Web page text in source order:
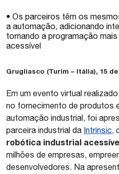
• Os parceiros têm os
a automação, adicionando
tornando a programação
acessível
Grugliasco (Turim – Itália), 15 de
Em um evento virtual
no fornecimento de produtos
automação industrial, foi
parceira industrial da Intrinsic,
robótica industrial
milhões de empresas,
desenvolvedores. Na